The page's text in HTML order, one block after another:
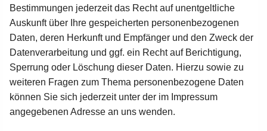
Bestimmungen jederzeit das Recht auf unentgeltliche
Auskunft über Ihre gespeicherten personenbezogenen
Daten, deren Herkunft und Empfänger und den Zweck der
Datenverarbeitung und ggf. ein Recht auf Berichtigung,
Sperrung oder Löschung dieser Daten. Hierzu sowie zu
weiteren Fragen zum Thema personenbezogene Daten
können Sie sich jederzeit unter der im Impressum
angegebenen Adresse an uns wenden.